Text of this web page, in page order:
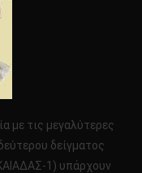
με τις μεγαλύτερες
δείγματος
1) υπάρχουν